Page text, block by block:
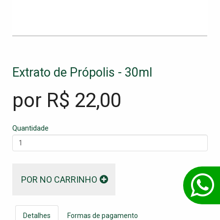
Extrato de Própolis - 30ml
por R$ 22,00
Quantidade
POR NO CARRINHO
Detalhes Formas de pagamento